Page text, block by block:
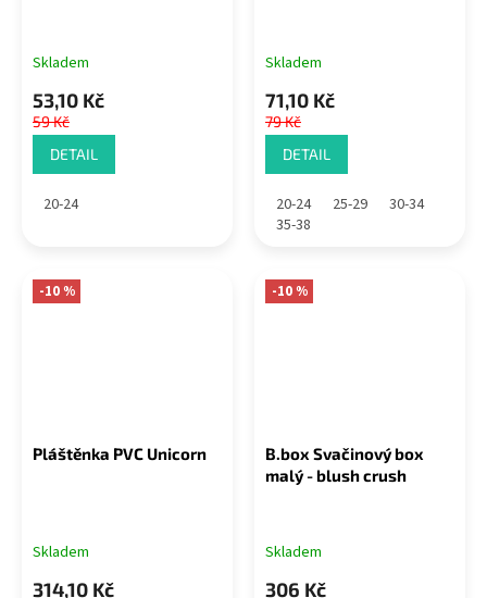
Skladem
53,10 Kč
59 Kč
DETAIL
20-24
Skladem
71,10 Kč
79 Kč
DETAIL
20-24 25-29
30-34
35-38
-10 %
Pláštěnka PVC Unicorn
Skladem
314,10 Kč
-10 %
B.box Svačinový box
malý - blush crush
Skladem
306 Kč